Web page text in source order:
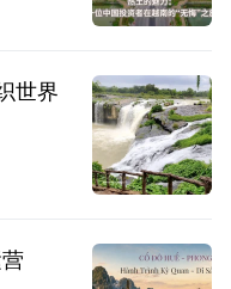
世界